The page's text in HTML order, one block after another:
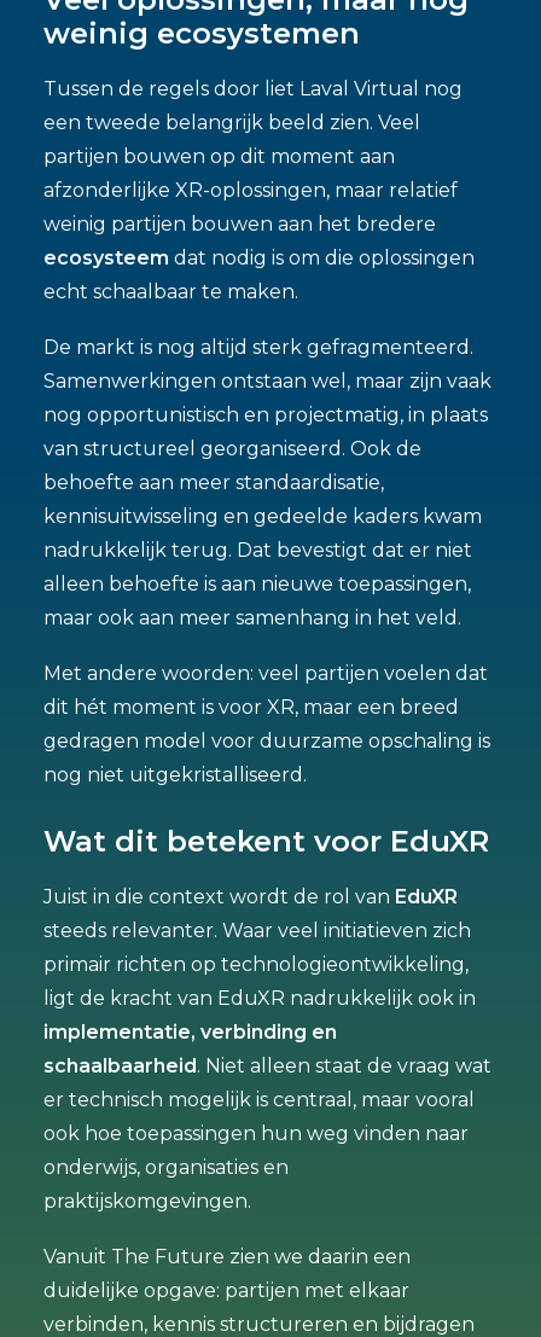
weinig ecosystemen
Tussen de regels door liet Laval Virtual nog
een tweede belangrijk beeld zien. Veel
partijen bouwen op dit moment aan
afzonderlijke XR-oplossingen, maar relatief
weinig partijen bouwen aan het bredere
ecosysteem dat nodig is om die oplossingen
echt schaalbaar te maken.
De markt is nog altijd sterk gefragmenteerd.
Samenwerkingen ontstaan wel, maar zijn vaak
nog opportunistisch en projectmatig, in plaats
van structureel georganiseerd. Ook de
behoefte aan meer standaardisatie,
kennisuitwisseling en gedeelde kaders kwam
nadrukkelijk terug. Dat bevestigt dat er niet
alleen behoefte is aan nieuwe toepassingen,
maar ook aan meer samenhang in het veld.
Met andere woorden: veel partijen voelen dat
dit hét moment is voor XR, maar een breed
gedragen model voor duurzame opschaling is
nog niet uitgekristalliseerd.
Wat dit betekent voor EduXR
Juist in die context wordt de rol van EduXR
steeds relevanter. Waar veel initiatieven zich
primair richten op technologieontwikkeling,
ligt de kracht van EduXR nadrukkelijk ook in
implementatie, verbinding en
schaalbaarheid. Niet alleen staat de vraag wat
er technisch mogelijk is centraal, maar vooral
ook hoe toepassingen hun weg vinden naar
onderwijs, organisaties en
praktijskomgevingen.
Vanuit The Future zien we daarin een
duidelijke opgave: partijen met elkaar
verbinden, kennis structureren en bijdragen